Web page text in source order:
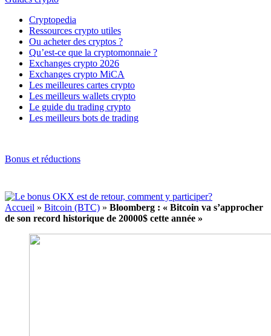
Cryptopedia
Ressources crypto utiles
Ou acheter des cryptos ?
Qu’est-ce que la cryptomonnaie ?
Exchanges crypto 2026
Exchanges crypto MiCA
Les meilleures cartes crypto
Les meilleurs wallets crypto
Le guide du trading crypto
Les meilleurs bots de trading
Bonus et réductions
Accueil » Bitcoin (BTC) » Bloomberg : « Bitcoin va s’approcher
de son record historique de 20000$ cette année »